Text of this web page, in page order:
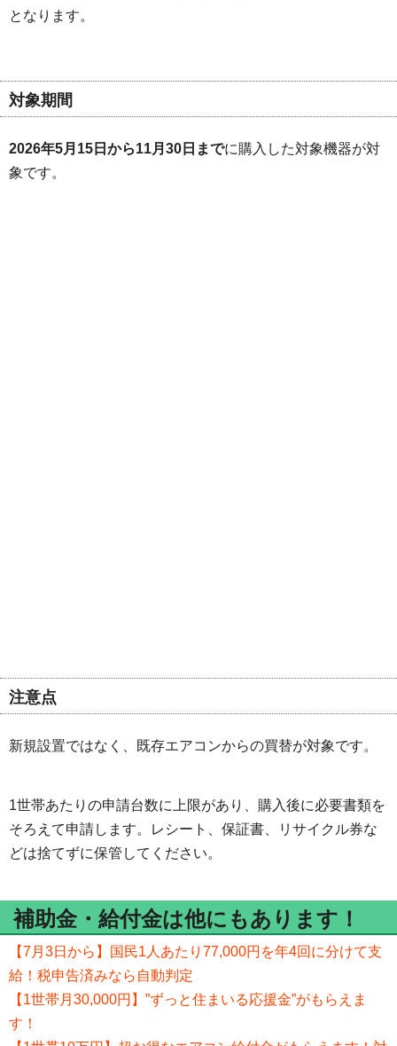
となります。
対象期間
2026年5月15日から11月30日までに購入した対象機器が対
象です。
注意点
新規設置ではなく、既存エアコンからの買替が対象です。
1世帯あたりの申請台数に上限があり、購入後に必要書類を
そろえて申請します。レシート、保証書、リサイクル券な
どは捨てずに保管してください。
補助金・給付金は他にもあります！
【7月3日から】国民1人あたり77,000円を年4回に分けて支
給！税申告済みなら自動判定
【1世帯月30,000円】”ずっと住まいる応援金”がもらえま
す！